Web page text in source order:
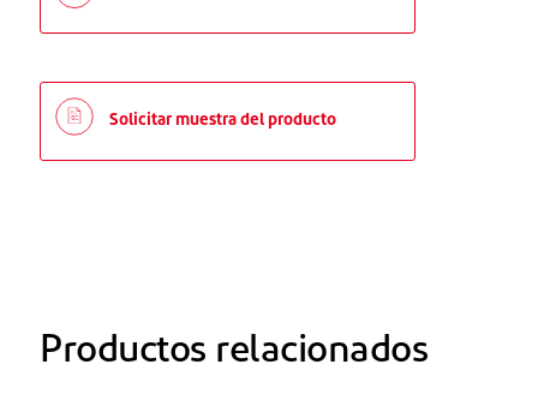
Solicitar muestra del producto
Productos relacionados